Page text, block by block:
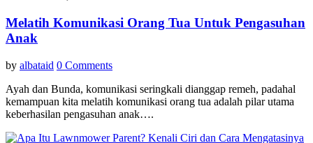
Melatih Komunikasi Orang Tua Untuk Pengasuhan
Anak
by albataid 0 Comments
Ayah dan Bunda, komunikasi seringkali dianggap remeh, padahal
kemampuan kita melatih komunikasi orang tua adalah pilar utama
keberhasilan pengasuhan anak….